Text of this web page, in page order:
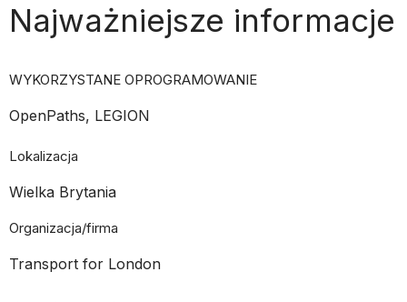
Najważniejsze informacje
WYKORZYSTANE OPROGRAMOWANIE
OpenPaths, LEGION
Lokalizacja
Wielka Brytania
Organizacja/firma
Transport for London